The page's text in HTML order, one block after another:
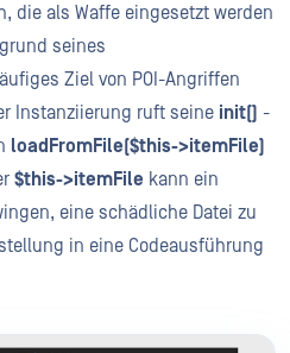
die als Waffe eingesetzt werden
seines
Ziel von POI-Angriffen
Instanziierung ruft seine init() -
loadFromFile($this->itemFile)
$this->itemFile kann ein
eine schädliche Datei zu
in eine Codeausführung